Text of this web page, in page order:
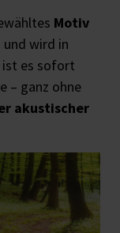
Motiv
und wird in
ist es sofort
– ganz ohne
akustischer